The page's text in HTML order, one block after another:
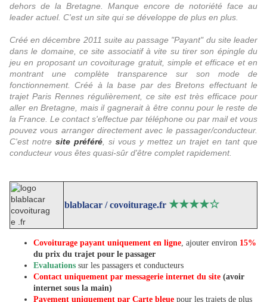
dehors de la Bretagne. Manque encore de notoriété face au
leader actuel. C'est un site qui se développe de plus en plus.
Créé en décembre 2011 suite au passage "Payant" du site leader
dans le domaine, ce site associatif à vite su tirer son épingle du
jeu en proposant un covoiturage gratuit, simple et efficace et en
montrant une complète transparence sur son mode de
fonctionnement. Créé à la base par des Bretons effectuant le
trajet Paris Rennes régulièrement, ce site est très efficace pour
aller en Bretagne, mais il gagnerait à être connu pour le reste de
la France. Le contact s'effectue par téléphone ou par mail et vous
pouvez vous arranger directement avec le passager/conducteur.
C'est notre site préféré , si vous y mettez un trajet en tant que
conducteur vous êtes quasi-sûr d'être complet rapidement.
blablacar / covoiturage.fr ★★★★☆
Covoiturage payant uniquement en ligne , ajouter environ 15%
du prix du trajet pour le passager
Evaluations sur les passagers et conducteurs
Contact uniquement par messagerie internet du site (avoir
internet sous la main)
Payement uniquement par Carte bleue pour les trajets de plus